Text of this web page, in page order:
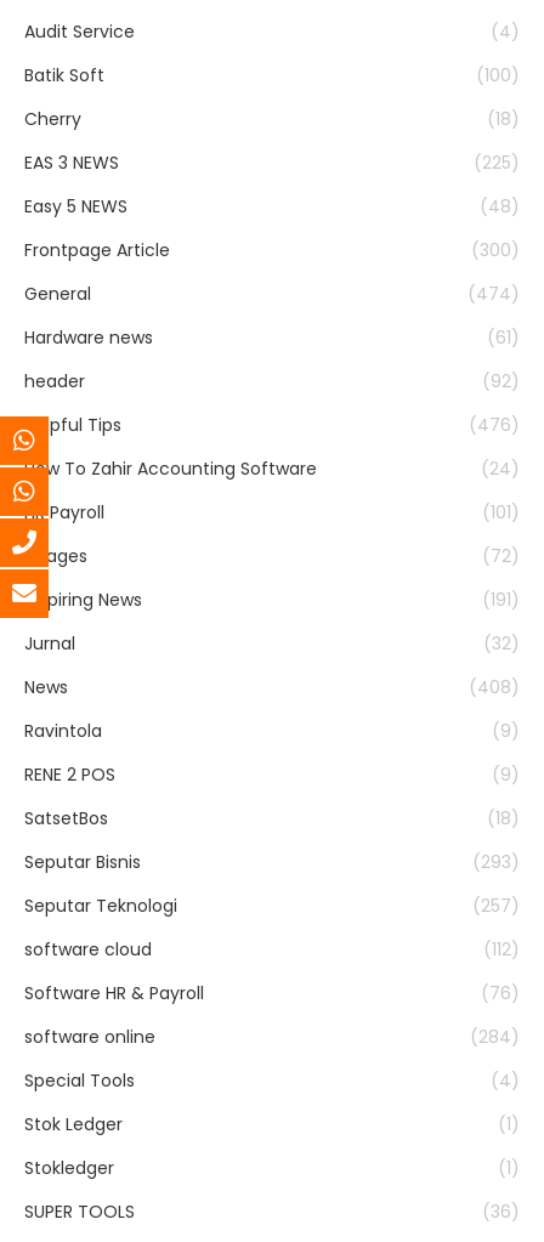
Audit Service
(4)
Batik Soft
(100)
Cherry
(18)
EAS 3 NEWS
(225)
Easy 5 NEWS
(48)
Frontpage Article
(300)
General
(474)
Hardware news
(61)
header
(92)
Helpful Tips
(476)
How To Zahir Accounting Software
(24)
HR Payroll
(101)
Images
(72)
Inspiring News
(191)
Jurnal
(32)
News
(408)
Ravintola
(9)
RENE 2 POS
(9)
SatsetBos
(18)
Seputar Bisnis
(293)
Seputar Teknologi
(257)
software cloud
(112)
Software HR & Payroll
(76)
software online
(284)
Special Tools
(4)
Stok Ledger
(1)
Stokledger
(1)
SUPER TOOLS
(36)